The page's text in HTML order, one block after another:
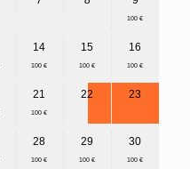
100 €
14
100 €
15
100 €
16
100 €
21
100 €
22 23
28
100 €
29
100 €
30
100 €